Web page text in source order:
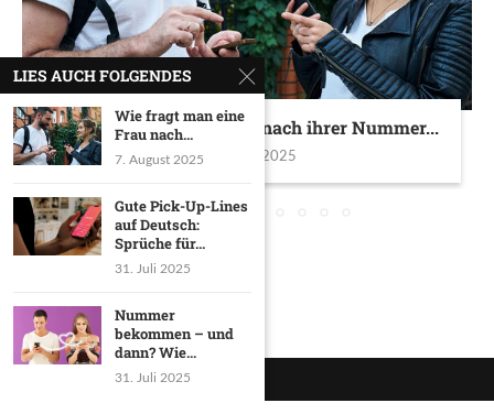
Wie fragt man eine Frau nach ihrer Nummer...
7. August 2025
LIES AUCH FOLGENDES
Wie fragt man eine
Frau nach...
7. August 2025
Gute Pick-Up-Lines
auf Deutsch:
Sprüche für...
31. Juli 2025
Nummer
bekommen – und
dann? Wie...
31. Juli 2025